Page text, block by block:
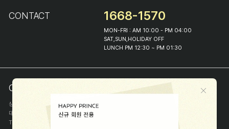
CONTACT 1668-1570
MON-FRI : AM 10:00 - PM 04:00
SAT,SUN,HOLIDAY OFF
LUNCH PM 12:30 ~ PM 01:30
COMPANY INFO
상호
(주)해피프린스
대표
이화진
TEL